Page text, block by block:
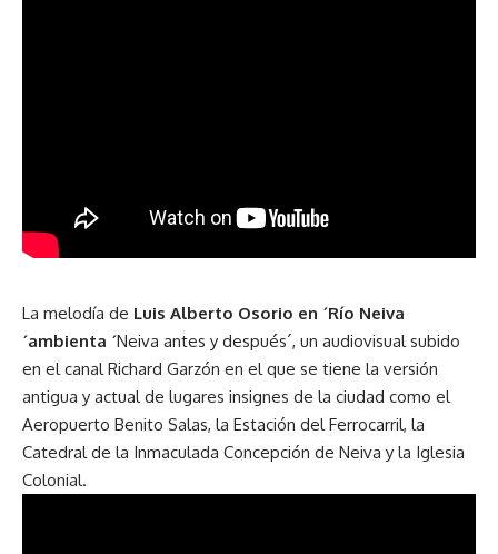
La melodía de Luis Alberto Osorio en ´Río Neiva
´ambienta ´Neiva antes y después´, un audiovisual subido
en el canal Richard Garzón en el que se tiene la versión
antigua y actual de lugares insignes de la ciudad como el
Aeropuerto Benito Salas, la Estación del Ferrocarril, la
Catedral de la Inmaculada Concepción de Neiva y la Iglesia
Colonial.